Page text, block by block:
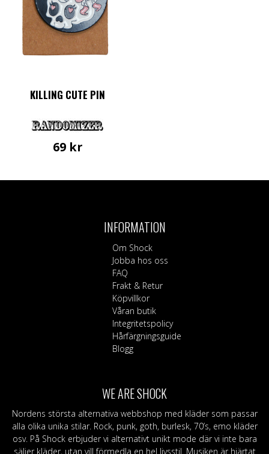
KILLING CUTE PIN
69 kr
INFORMATION
Om Shock
Jobba hos oss
FAQ
Frakt & Retur
Köpvillkor
Våran butik
Integritetspolicy
Hårfärgningsguide
Blogg
WE ARE SHOCK
Nordens största alternativa webbshop med kläder som passar
alla olika unika stilar. Rock, punk, goth, burlesk, 70’s, emo kläder
osv. På Shock erbjuder vi alternativt unikt mode där vi inte bara
säljer kläder, utan vill förmedla en hel livsstil. Musiken är hjärtat